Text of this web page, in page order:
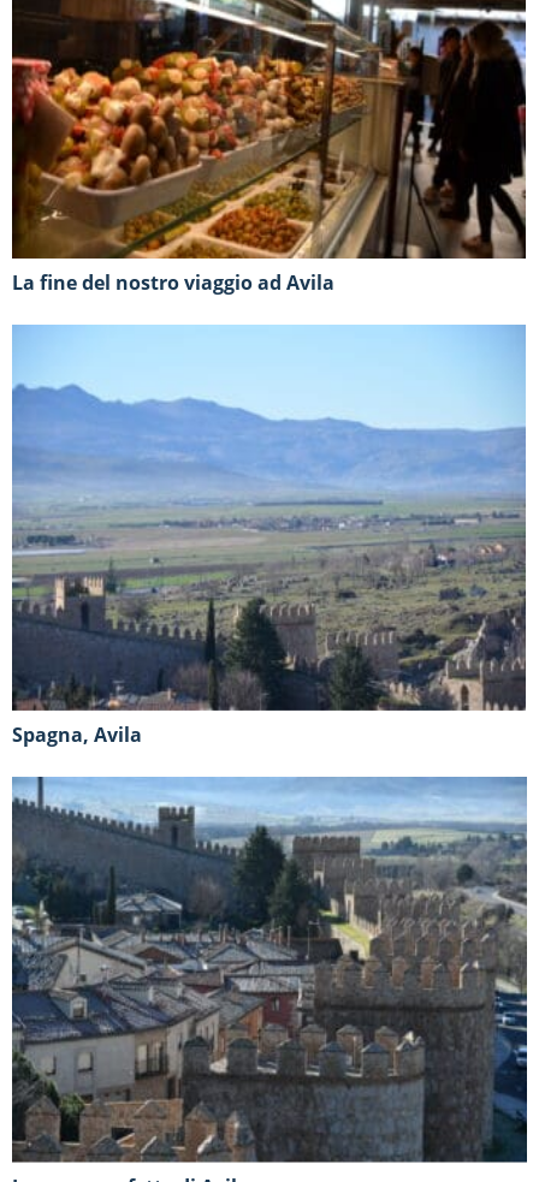
La fine del nostro viaggio ad Avila
Spagna, Avila